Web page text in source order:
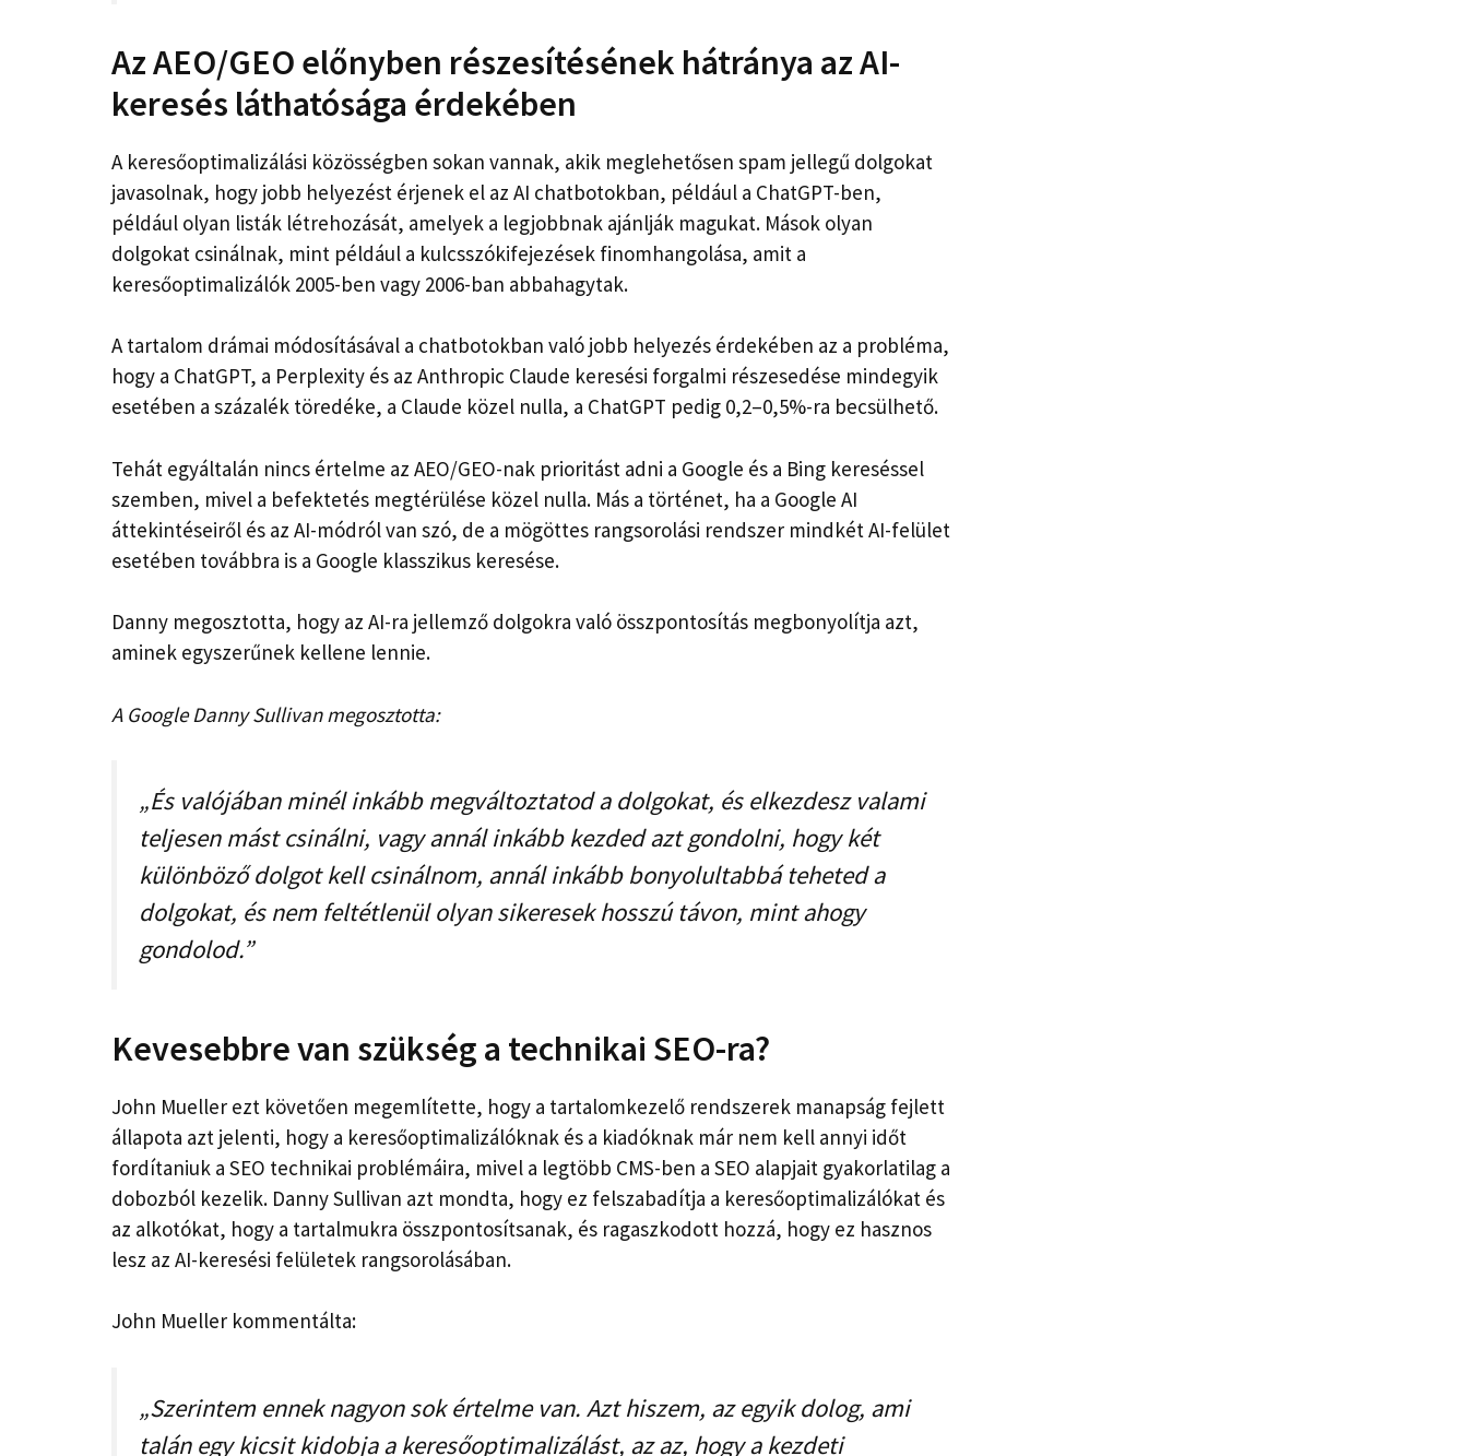
Az AEO/GEO előnyben részesítésének hátránya az AI-
keresés láthatósága érdekében
A keresőoptimalizálási közösségben sokan vannak, akik meglehetősen spam jellegű dolgokat
javasolnak, hogy jobb helyezést érjenek el az AI chatbotokban, például a ChatGPT-ben,
például olyan listák létrehozását, amelyek a legjobbnak ajánlják magukat. Mások olyan
dolgokat csinálnak, mint például a kulcsszókifejezések finomhangolása, amit a
keresőoptimalizálók 2005-ben vagy 2006-ban abbahagytak.
A tartalom drámai módosításával a chatbotokban való jobb helyezés érdekében az a probléma,
hogy a ChatGPT, a Perplexity és az Anthropic Claude keresési forgalmi részesedése mindegyik
esetében a százalék töredéke, a Claude közel nulla, a ChatGPT pedig 0,2–0,5%-ra becsülhető.
Tehát egyáltalán nincs értelme az AEO/GEO-nak prioritást adni a Google és a Bing kereséssel
szemben, mivel a befektetés megtérülése közel nulla. Más a történet, ha a Google AI
áttekintéseiről és az AI-módról van szó, de a mögöttes rangsorolási rendszer mindkét AI-felület
esetében továbbra is a Google klasszikus keresése.
Danny megosztotta, hogy az AI-ra jellemző dolgokra való összpontosítás megbonyolítja azt,
aminek egyszerűnek kellene lennie.
A Google Danny Sullivan megosztotta:
„És valójában minél inkább megváltoztatod a dolgokat, és elkezdesz valami
teljesen mást csinálni, vagy annál inkább kezded azt gondolni, hogy két
különböző dolgot kell csinálnom, annál inkább bonyolultabbá teheted a
dolgokat, és nem feltétlenül olyan sikeresek hosszú távon, mint ahogy
gondolod.”
Kevesebbre van szükség a technikai SEO-ra?
John Mueller ezt követően megemlítette, hogy a tartalomkezelő rendszerek manapság fejlett
állapota azt jelenti, hogy a keresőoptimalizálóknak és a kiadóknak már nem kell annyi időt
fordítaniuk a SEO technikai problémáira, mivel a legtöbb CMS-ben a SEO alapjait gyakorlatilag a
dobozból kezelik. Danny Sullivan azt mondta, hogy ez felszabadítja a keresőoptimalizálókat és
az alkotókat, hogy a tartalmukra összpontosítsanak, és ragaszkodott hozzá, hogy ez hasznos
lesz az AI-keresési felületek rangsorolásában.
John Mueller kommentálta:
„Szerintem ennek nagyon sok értelme van. Azt hiszem, az egyik dolog, ami
talán egy kicsit kidobja a keresőoptimalizálást, az az, hogy a kezdeti